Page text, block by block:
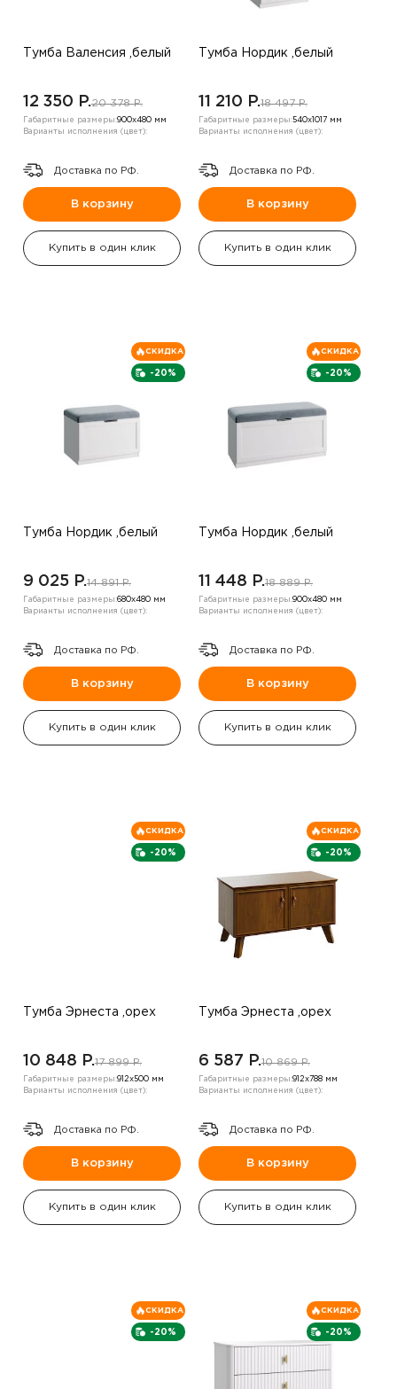
Тумба Валенсия ,белый
12 350 P.20 378 P.
Габаритные размеры:900х480 мм
Варианты исполнения (цвет):
Доставка по РФ.
В корзину
Купить в один клик
Тумба Нордик ,белый
11 210 P.18 497 P.
Габаритные размеры:540х1017 мм
Варианты исполнения (цвет):
Доставка по РФ.
В корзину
Купить в один клик
-20%
СКИДКА
Тумба Нордик ,белый
9 025 P.14 891 P.
Габаритные размеры:680х480 мм
Варианты исполнения (цвет):
Доставка по РФ.
В корзину
Купить в один клик
-20%
СКИДКА
Тумба Нордик ,белый
11 448 P.18 889 P.
Габаритные размеры:900х480 мм
Варианты исполнения (цвет):
Доставка по РФ.
В корзину
Купить в один клик
-20%
СКИДКА
Тумба Эрнеста ,орех
10 848 P.17 899 P.
Габаритные размеры:912х500 мм
Варианты исполнения (цвет):
Доставка по РФ.
В корзину
Купить в один клик
-20%
СКИДКА
Тумба Эрнеста ,орех
6 587 P.10 869 P.
Габаритные размеры:912х788 мм
Варианты исполнения (цвет):
Доставка по РФ.
В корзину
Купить в один клик
-20%
СКИДКА
-20%
СКИДКА